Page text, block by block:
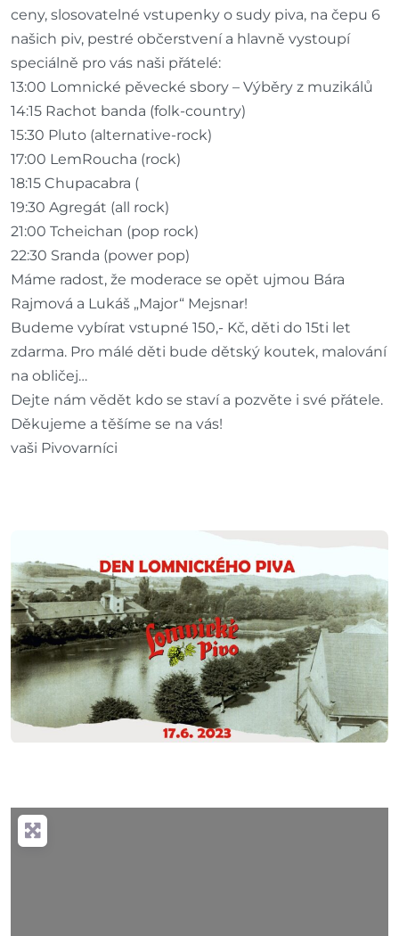
ceny, slosovatelné vstupenky o sudy piva, na čepu 6
našich piv, pestré občerstvení a hlavně vystoupí
speciálně pro vás naši přátelé:
13:00 Lomnické pěvecké sbory – Výběry z muzikálů
14:15 Rachot banda (folk-country)
15:30 Pluto (alternative-rock)
17:00 LemRoucha (rock)
18:15 Chupacabra (
19:30 Agregát (all rock)
21:00 Tcheichan (pop rock)
22:30 Sranda (power pop)
Máme radost, že moderace se opět ujmou Bára
Rajmová a Lukáš „Major“ Mejsnar!
Budeme vybírat vstupné 150,- Kč, děti do 15ti let
zdarma. Pro málé děti bude dětský koutek, malování
na obličej…
Dejte nám vědět kdo se staví a pozvěte i své přátele.
Děkujeme a těšíme se na vás!
vaši Pivovarníci